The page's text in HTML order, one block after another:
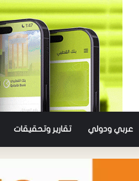
عربي ودولي تقارير وتحقيقات